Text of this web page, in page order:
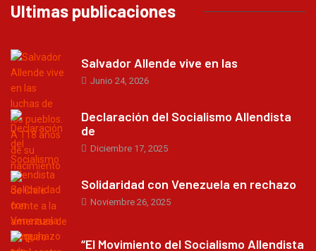
Ultimas publicaciones
Salvador Allende vive en las
Junio 24, 2026
Declaración del Socialismo Allendista
de
Diciembre 17, 2025
Solidaridad con Venezuela en rechazo
Noviembre 26, 2025
“El Movimiento del Socialismo Allendista